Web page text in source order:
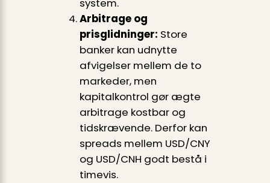
system.
Arbitrage og
prisglidninger: Store
banker kan udnytte
afvigelser mellem de to
markeder, men
kapitalkontrol gør ægte
arbitrage kostbar og
tidskrævende. Derfor kan
spreads mellem USD/CNY
og USD/CNH godt bestå i
timevis.